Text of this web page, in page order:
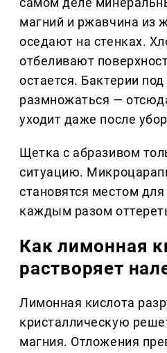
магний и ржавчина из
оседают на стенках.
отбеливают
остается. Бактерии
размножаться —
уходит даже после
Щетка с абразивом
ситуацию.
становятся местом
каждым разом
Как лимонная
растворяет
Лимонная кислота
кристаллическую
магния. Отложения